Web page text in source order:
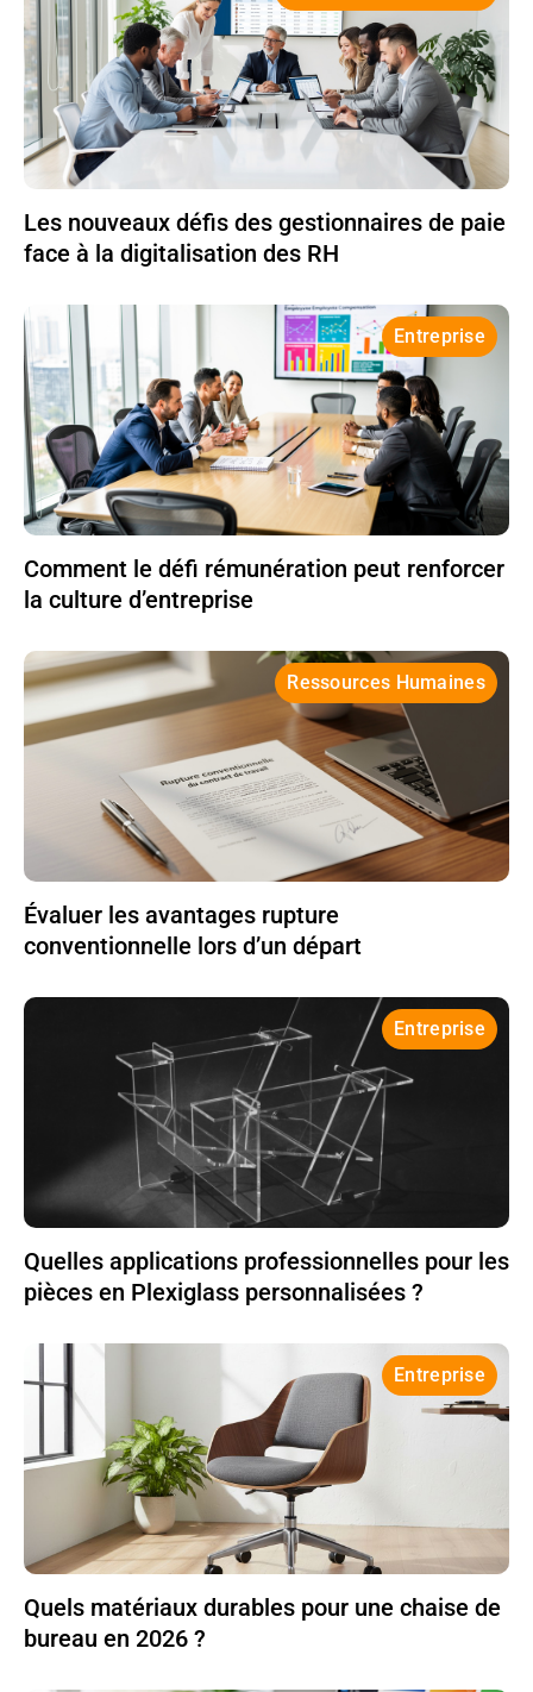
Les nouveaux défis des gestionnaires de paie
face à la digitalisation des RH
Entreprise
Comment le défi rémunération peut renforcer
la culture d’entreprise
Ressources Humaines
Évaluer les avantages rupture
conventionnelle lors d’un départ
Entreprise
Quelles applications professionnelles pour les
pièces en Plexiglass personnalisées ?
Entreprise
Quels matériaux durables pour une chaise de
bureau en 2026 ?